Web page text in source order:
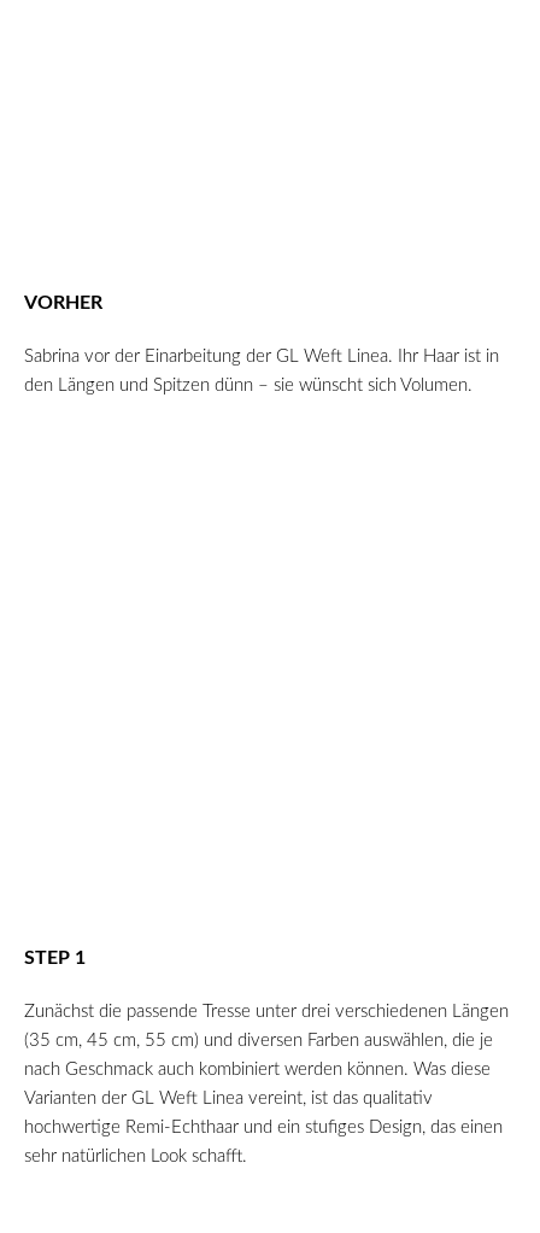
VORHER
Sabrina vor der Einarbeitung der GL Weft Linea. Ihr Haar ist in
den Längen und Spitzen dünn – sie wünscht sich Volumen.
STEP 1
Zunächst die passende Tresse unter drei verschiedenen Längen
(35 cm, 45 cm, 55 cm) und diversen Farben auswählen, die je
nach Geschmack auch kombiniert werden können. Was diese
Varianten der GL Weft Linea vereint, ist das qualitativ
hochwertige Remi-Echthaar und ein stufiges Design, das einen
sehr natürlichen Look schafft.